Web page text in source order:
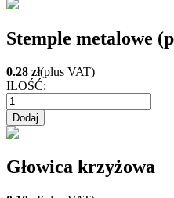
Stemple metalowe
0.28 zł(plus VAT)
ILOŚĆ:
Głowica krzyżowa